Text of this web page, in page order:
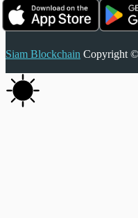
Siam Blockchain Copyright